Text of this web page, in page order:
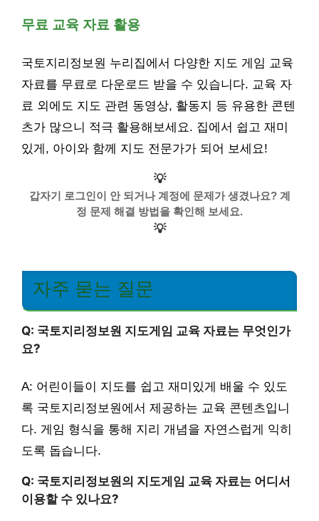
무료 교육 자료 활용
국토지리정보원 누리집에서 다양한 지도 게임 교육
자료를 무료로 다운로드 받을 수 있습니다. 교육 자
료 외에도 지도 관련 동영상, 활동지 등 유용한 콘텐
츠가 많으니 적극 활용해보세요. 집에서 쉽고 재미
있게, 아이와 함께 지도 전문가가 되어 보세요!
💡
갑자기 로그인이 안 되거나 계정에 문제가 생겼나요? 계
정 문제 해결 방법을 확인해 보세요.
💡
자주 묻는 질문
Q: 국토지리정보원 지도게임 교육 자료는 무엇인가
요?
A: 어린이들이 지도를 쉽고 재미있게 배울 수 있도
록 국토지리정보원에서 제공하는 교육 콘텐츠입니
다. 게임 형식을 통해 지리 개념을 자연스럽게 익히
도록 돕습니다.
Q: 국토지리정보원의 지도게임 교육 자료는 어디서
이용할 수 있나요?